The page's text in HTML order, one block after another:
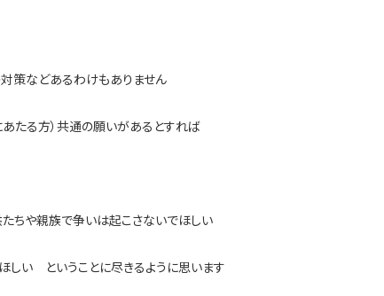
策などあるわけもありません
あたる方）共通の願いがあるとすれば
ちや親族で争いは起こさないでほしい
しい ということに尽きるように思います